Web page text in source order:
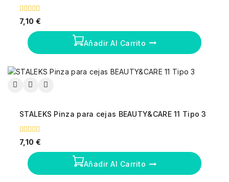
0
fuera
7,10 €
Añadir Al Carrito
STALEKS Pinza para cejas BEAUTY&CARE 11 Tipo 3
0
fuera
7,10 €
Añadir Al Carrito